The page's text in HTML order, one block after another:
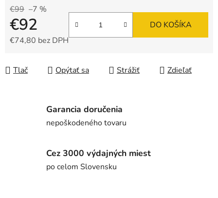
€99 –7 %
€92
€74,80 bez DPH
DO KOŠÍKA
Tlač Opýtať sa Strážiť Zdieľať
Garancia doručenia
nepoškodeného tovaru
Cez 3000 výdajných miest
po celom Slovensku